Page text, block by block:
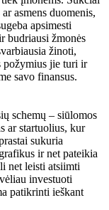
asmens duomenis,
apsimesti
budriausi žmonės
žinoti,
požymius jie turi ir
savo finansus.
schemų – siūlomos
ar startuolius, kur
sukuria
ir net pateikia
net leisti atsiimti
investuoti
patikrinti ieškant